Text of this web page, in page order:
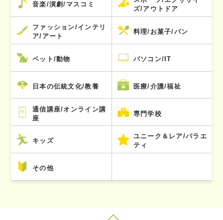
音楽/演劇/マスコミ
ズ/アウトドア
ファッション/インテリ
ア/アート
料理/お菓子/パン
ペット/動物 パソコン/IT
日本の伝統文化/教養 医療/介護/福祉
通信講座/オンライン講
座
専門学校
キッズ
ユニーク＆レア/バラエ
ティ
その他